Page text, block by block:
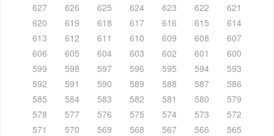
627
626 625 624 623 622
621
620
619 618 617 616 615
614
613
612 611 610 609 608
607
606
605 604 603 602 601
600
599
598 597 596 595 594
593
592
591 590 589 588 587
586
585
584 583 582 581 580
579
578
577 576 575 574 573
572
571
570 569 568 567 566
565